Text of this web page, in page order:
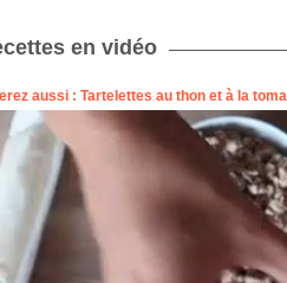
Acheter
en vidéo